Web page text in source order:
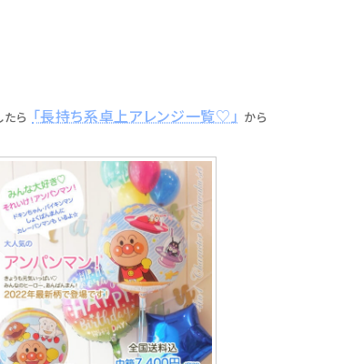
ら 「長持ち系卓上アレンジ一覧♡」 から